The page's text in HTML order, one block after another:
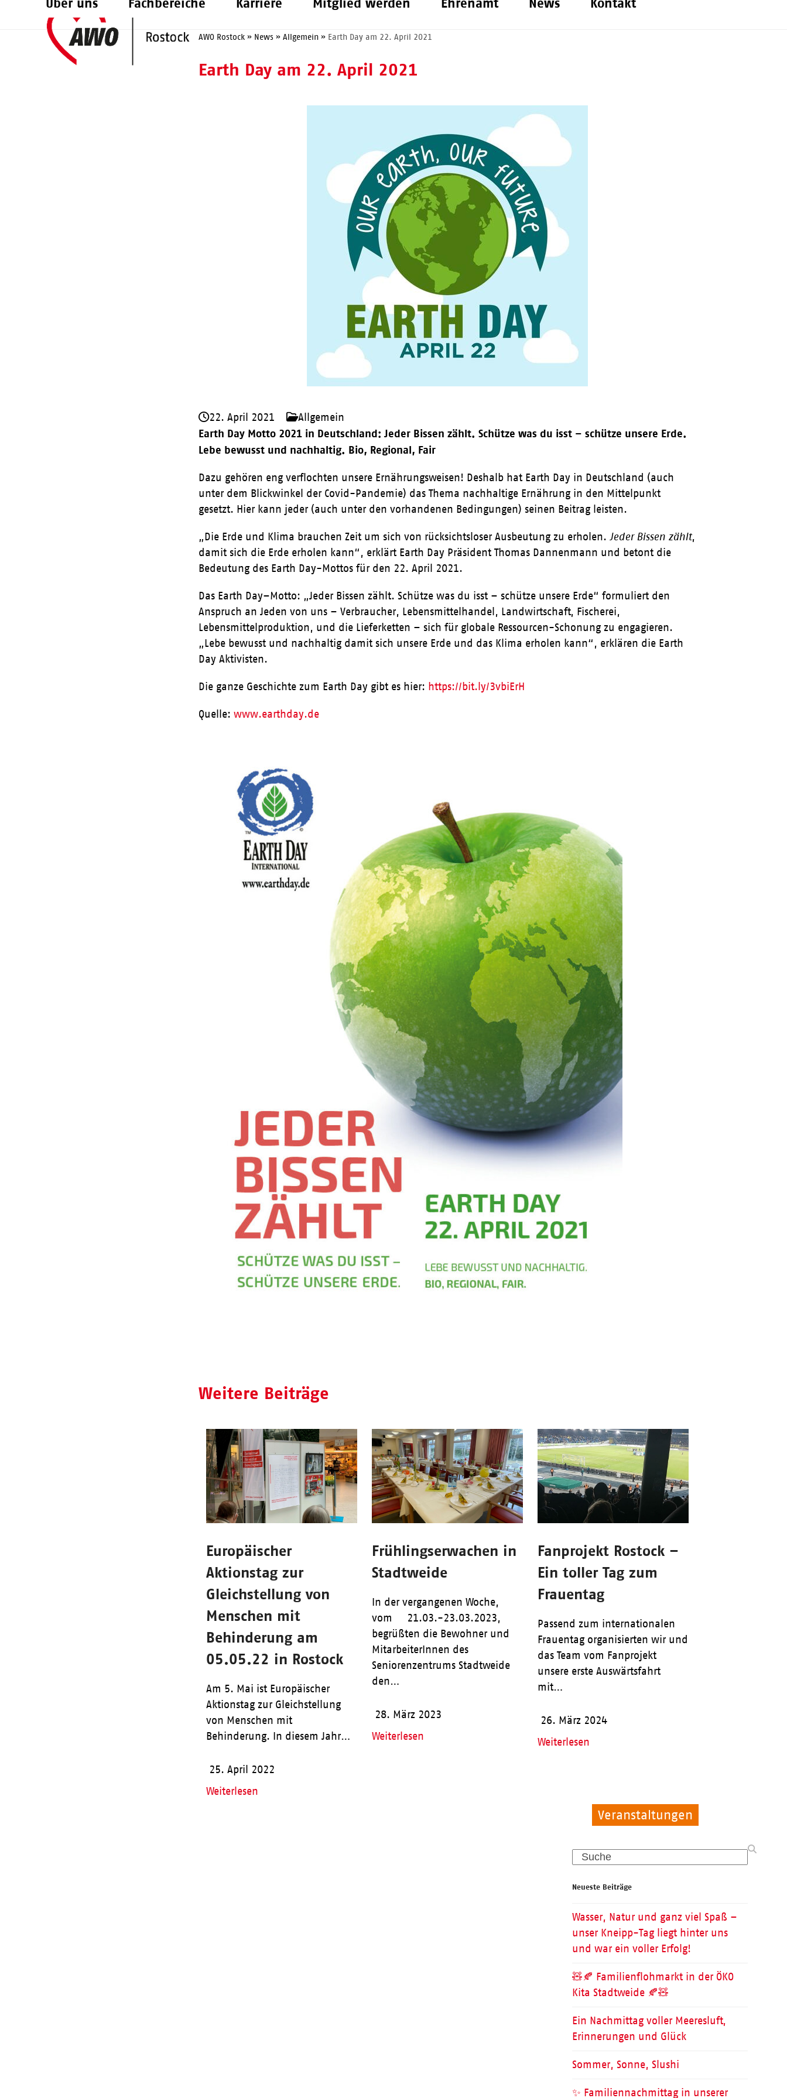
Über uns Fachbereiche Karriere Mitglied werden Ehrenamt News Kontakt
AWO Rostock » News »Allgemein » Earth Day am 22. April 2021
Earth Day am 22. April 2021
22. April 2021 Allgemein
Earth Day Motto 2021 in Deutschland:Jeder Bissen zählt.Schütze was du isst – schütze unsere Erde.
Lebe bewusst und nachhaltig. Bio, Regional, Fair
Dazu gehören eng verflochten unsere Ernährungsweisen! Deshalb hat Earth Day in Deutschland (auch
unter dem Blickwinkel der Covid-Pandemie) das Thema nachhaltige Ernährung in den Mittelpunkt
gesetzt. Hier kann jeder (auch unter den vorhandenen Bedingungen) seinen Beitrag leisten.
„Die Erde und Klima brauchen Zeit um sich von rücksichtsloser Ausbeutung zu erholen.Jeder Bissen zählt,
damit sich die Erde erholen kann“, erklärt Earth Day Präsident Thomas Dannenmann und betont die
Bedeutung des Earth Day-Mottos für den 22. April 2021.
Das Earth Day–Motto: „Jeder Bissen zählt. Schütze was du isst – schütze unsere Erde“ formuliert den
Anspruch an Jeden von uns – Verbraucher, Lebensmittelhandel, Landwirtschaft, Fischerei,
Lebensmittelproduktion, und die Lieferketten – sich für globale Ressourcen-Schonung zu engagieren.
„Lebe bewusst und nachhaltig damit sich unsere Erde und das Klima erholen kann“, erklären die Earth
Day Aktivisten.
Die ganze Geschichte zum Earth Day gibt es hier: https://bit.ly/3vbiErH
Quelle:www.earthday.de
Weitere Beiträge
Veranstaltungen
Europäischer
Aktionstag zur
Gleichstellung von
Menschen mit
Behinderung am
05.05.22 in Rostock
Am 5. Mai ist Europäischer
Aktionstag zur Gleichstellung
von Menschen mit
Behinderung. In diesem Jahr…
25. April 2022
Weiterlesen
Pflege
Frühlingserwachen in
Stadtweide
In der vergangenen Woche,
vom 21.03.-23.03.2023,
begrüßten die Bewohner und
MitarbeiterInnen des
Seniorenzentrums Stadtweide
den…
28. März 2023
Weiterlesen
Veranstaltungen
Fanprojekt Rostock –
Ein toller Tag zum
Frauentag
Passend zum internationalen
Frauentag organisierten wir und
das Team vom Fanprojekt
unsere erste Auswärtsfahrt
mit…
26. März 2024
Weiterlesen
Search
Neueste Beiträge
Wasser, Natur und ganz viel Spaß –
unser Kneipp-Tag liegt hinter uns
und war ein voller Erfolg!
🧸🍂 Familienflohmarkt in der ÖKO
Kita Stadtweide 🍂🧸
Ein Nachmittag voller Meeresluft,
Erinnerungen und Glück
Sommer, Sonne, Slushi
✨ Familiennachmittag in unserer